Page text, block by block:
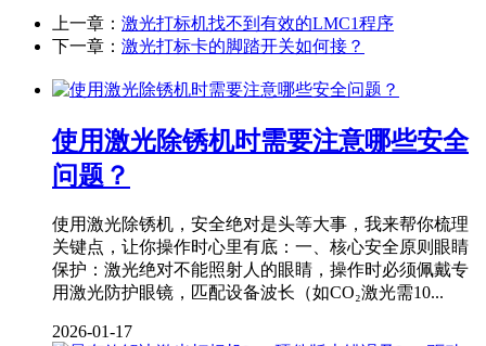
上一章： 激光打标机找不到有效的LMC1程序
下一章： 激光打标卡的脚踏开关如何接？
使用激光除锈机时需要注意哪些安全
问题？
使用激光除锈机，安全绝对是头等大事，我来帮你梳理
关键点，让你操作时心里有底：一、核心安全原则‌眼睛
保护‌：激光绝对不能照射人的眼睛，操作时必须佩戴‌专
用激光防护眼镜‌，匹配设备波长（如CO₂激光需10...
2026-01-17